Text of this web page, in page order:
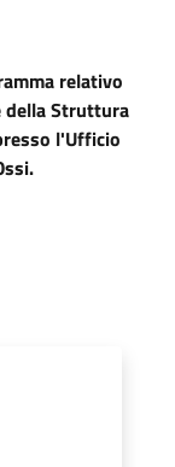
relativo
della Struttura
l'Ufficio